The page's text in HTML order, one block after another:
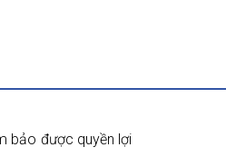
bảo được quyền lợi